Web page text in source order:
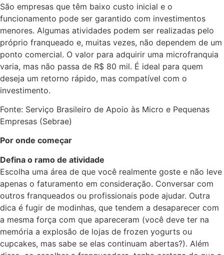
São empresas que têm baixo custo inicial e o
funcionamento pode ser garantido com investimentos
menores. Algumas atividades podem ser realizadas pelo
próprio franqueado e, muitas vezes, não dependem de um
ponto comercial. O valor para adquirir uma microfranquia
varia, mas não passa de R$ 80 mil. É ideal para quem
deseja um retorno rápido, mas compatível com o
investimento.
Fonte: Serviço Brasileiro de Apoio às Micro e Pequenas
Empresas (Sebrae)
Por onde começar
Defina o ramo de atividade
Escolha uma área de que você realmente goste e não leve
apenas o faturamento em consideração. Conversar com
outros franqueados ou profissionais pode ajudar. Outra
dica é fugir de modinhas, que tendem a desaparecer com
a mesma força com que apareceram (você deve ter na
memória a explosão de lojas de frozen yogurts ou
cupcakes, mas sabe se elas continuam abertas?). Além